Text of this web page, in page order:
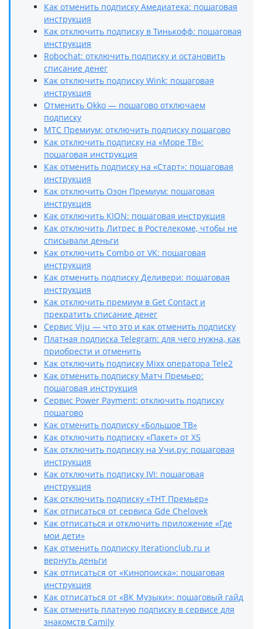
Как отменить подписку Амедиатека: пошаговая
инструкция
Как отключить подписку в Тинькофф: пошаговая
инструкция
Robochat: отключить подписку и остановить
списание денег
Как отключить подписку Wink: пошаговая
инструкция
Отменить Okko — пошагово отключаем
подписку
МТС Премиум: отключить подписку пошагово
Как отключить подписку на «Море ТВ»:
пошаговая инструкция
Как отменить подписку на «Старт»: пошаговая
инструкция
Как отключить Озон Премиум: пошаговая
инструкция
Как отключить KION: пошаговая инструкция
Как отключить Литрес в Ростелекоме, чтобы не
списывали деньги
Как отключить Combo от VK: пошаговая
инструкция
Как отменить подписку Деливери: пошаговая
инструкция
Как отключить премиум в Get Contact и
прекратить списание денег
Сервис Viju — что это и как отменить подписку
Платная подписка Telegram: для чего нужна, как
приобрести и отменить
Как отключить подписку Mixx оператора Tele2
Как отменить подписку Матч Премьер:
пошаговая инструкция
Сервис Power Payment: отключить подписку
пошагово
Как отменить подписку «Большое ТВ»
Как отключить подписку «Пакет» от X5
Как отключить подписку на Учи.ру: пошаговая
инструкция
Как отключить подписку IVI: пошаговая
инструкция
Как отключить подписку «ТНТ Премьер»
Как отписаться от сервиса Gde Chelovek
Как отписаться и отключить приложение «Где
мои дети»
Как отменить подписку Iterationclub.ru и
вернуть деньги
Как отписаться от «Кинопоиска»: пошаговая
инструкция
Как отписаться от «ВК Музыки»: пошаговый гайд
Как отменить платную подписку в сервисе для
знакомств Camily